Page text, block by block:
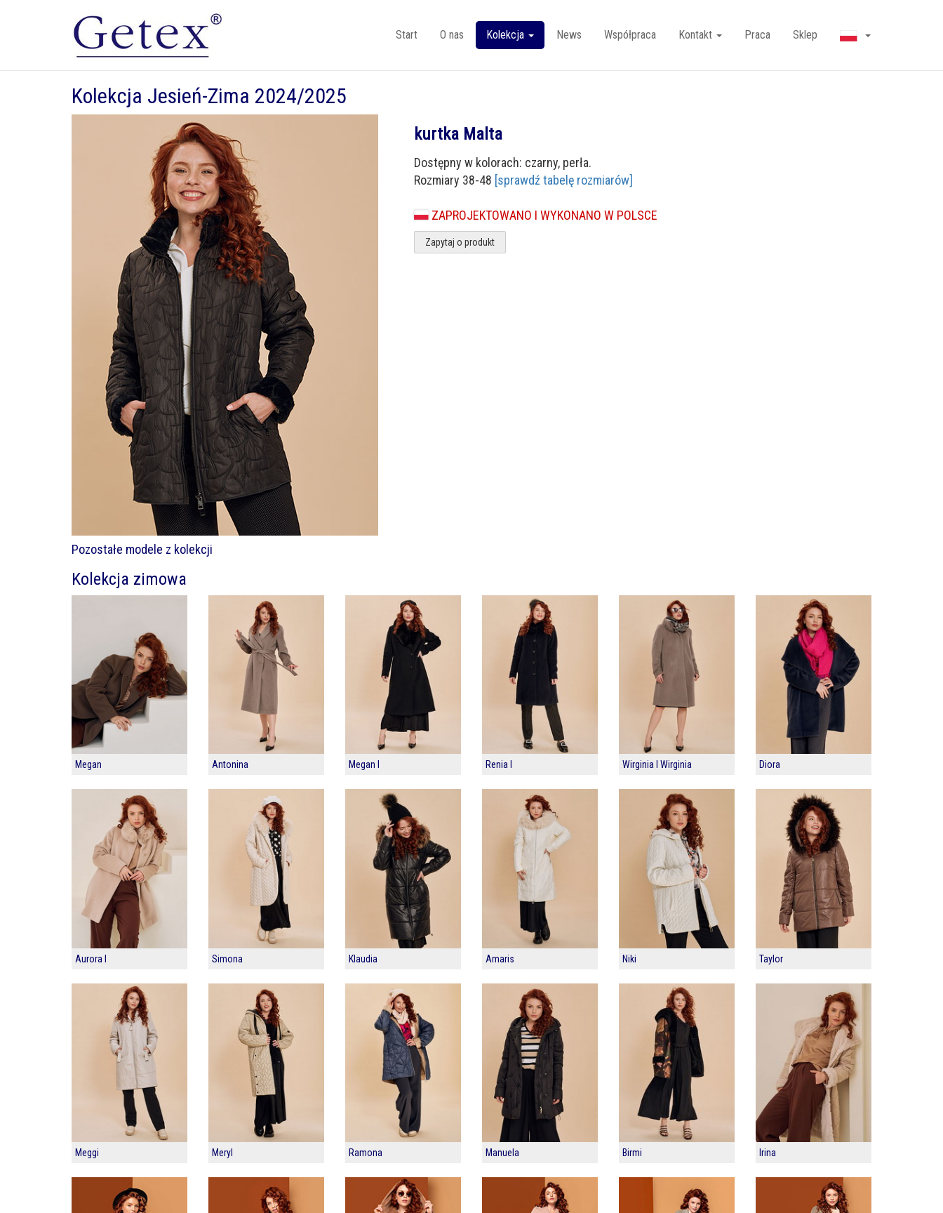
Start O nas Kolekcja News Współpraca Kontakt Praca Sklep
Kolekcja Jesień-Zima 2024/2025
kurtka Malta
Dostępny w kolorach: czarny, perła.
Rozmiary 38-48 [sprawdź tabelę rozmiarów]
ZAPROJEKTOWANO I WYKONANO W POLSCE
Zapytaj o produkt
Pozostałe modele z kolekcji
Kolekcja zimowa
Megan Antonina Megan I Renia I Wirginia I Wirginia Diora
Aurora I Simona Klaudia Amaris Niki Taylor
Meggi Meryl Ramona Manuela Birmi Irina